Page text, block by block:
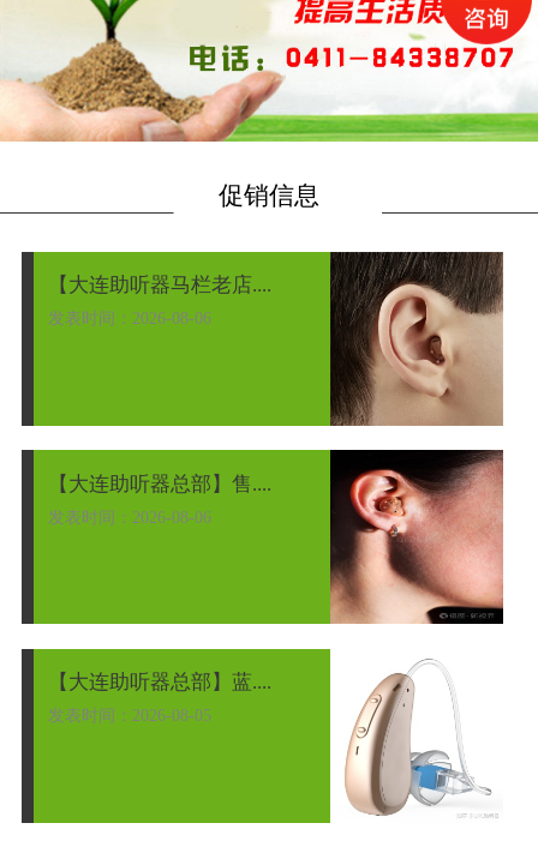
促销信息
【大连助听器马栏老店....
发表时间：2026-08-06
【大连助听器总部】售....
发表时间：2026-08-06
【大连助听器总部】蓝....
发表时间：2026-08-05